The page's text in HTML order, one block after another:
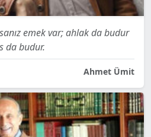
emek var; ahlak da budur
da budur.
Ahmet Ümit